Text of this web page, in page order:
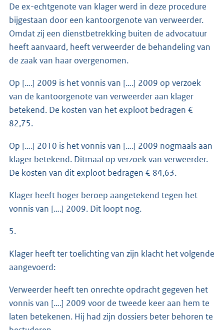
De ex-echtgenote van klager werd in deze procedure
bijgestaan door een kantoorgenote van verweerder.
Omdat zij een dienstbetrekking buiten de advocatuur
heeft aanvaard, heeft verweerder de behandeling van
de zaak van haar overgenomen.
Op [….] 2009 is het vonnis van [….] 2009 op verzoek
van de kantoorgenote van verweerder aan klager
betekend. De kosten van het exploot bedragen €
82,75.
Op [….] 2010 is het vonnis van [….] 2009 nogmaals aan
klager betekend. Ditmaal op verzoek van verweerder.
De kosten van dit exploot bedragen € 84,63.
Klager heeft hoger beroep aangetekend tegen het
vonnis van [….] 2009. Dit loopt nog.
5.
Klager heeft ter toelichting van zijn klacht het volgende
aangevoerd:
Verweerder heeft ten onrechte opdracht gegeven het
vonnis van [….] 2009 voor de tweede keer aan hem te
laten betekenen. Hij had zijn dossiers beter behoren te